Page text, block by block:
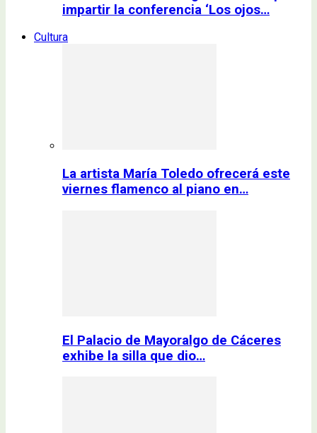
impartir la conferencia ‘Los ojos…
Cultura
La artista María Toledo ofrecerá este
viernes flamenco al piano en…
El Palacio de Mayoralgo de Cáceres
exhibe la silla que dio…